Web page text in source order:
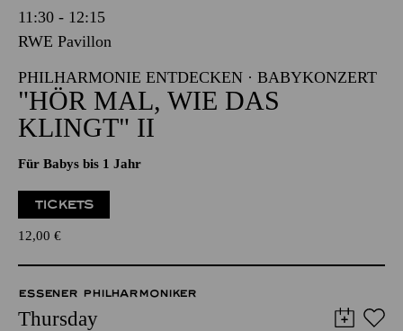
11:30 - 12:15
RWE Pavillon
PHILHARMONIE ENTDECKEN · BABYKONZERT
"HÖR MAL, WIE DAS
KLINGT" II
Für Babys bis 1 Jahr
TICKETS
12,00 €
ESSENER PHILHARMONIKER
Thursday